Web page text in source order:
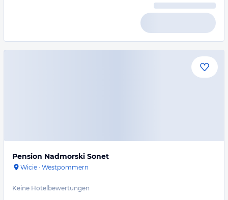
Pension Nadmorski Sonet
Wicie · Westpommern
Keine Hotelbewertungen